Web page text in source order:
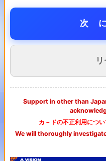
Support in other than
カ－ドの不正利用につ
We will thoroughly